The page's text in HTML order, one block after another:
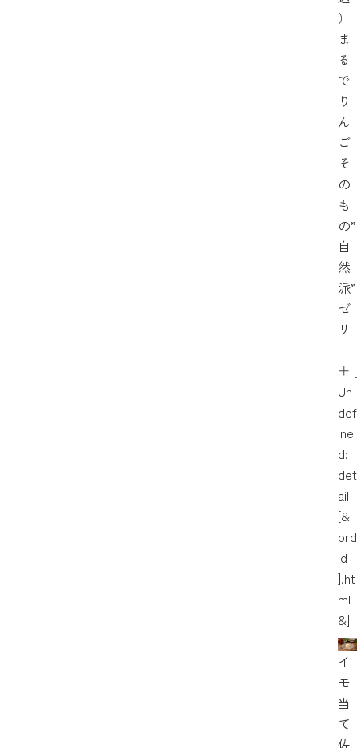
）
ま
る
で
り
ん
ご
そ
の
も
の”
自
然
派”
ゼ
リ
ー
＋ [
Un
def
ine
d:
det
ail_
[&
prd
Id
].ht
ml
&]
イ
モ
当
て
佐